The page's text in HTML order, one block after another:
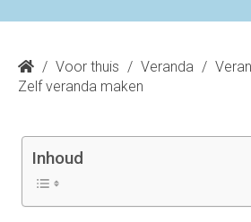
/ Voor thuis / Veranda /
Zelf veranda maken
Inhoud